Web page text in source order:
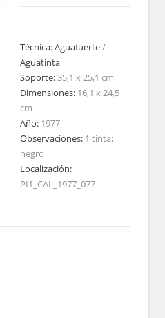
Técnica:Aguafuerte/
Aguatinta
Soporte:35,1 x 25,1 cm
Dimensiones: 16,1 x 24,5
cm
Año: 1977
Observaciones: 1 tinta;
negro
Localización:
PI1_CAL_1977_077